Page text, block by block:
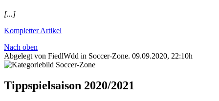
[...]
Kompletter Artikel
Nach oben
Abgelegt von FiedlWdd in Soccer-Zone. 09.09.2020, 22:10h
Tippspielsaison 2020/2021